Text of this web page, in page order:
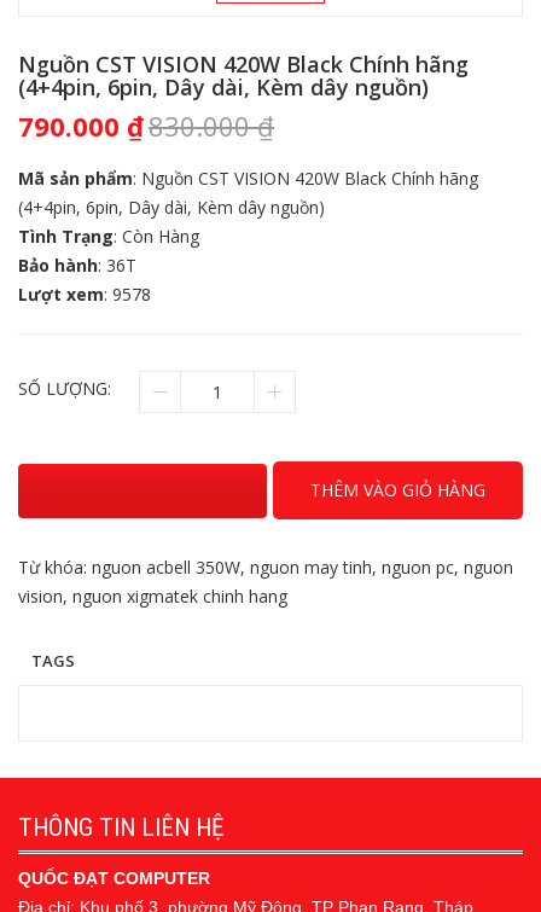
Nguồn CST VISION 420W Black Chính hãng
(4+4pin, 6pin, Dây dài, Kèm dây nguồn)
790.000 ₫830.000₫
Mã sản phẩm: Nguồn CST VISION 420W Black Chính hãng
(4+4pin, 6pin, Dây dài, Kèm dây nguồn)
Tình Trạng: Còn Hàng
Bảo hành: 36T
Lượt xem: 9578
SỐ LƯỢNG:
THÊM VÀO GIỎ HÀNG
Từ khóa: nguon acbell 350W, nguon may tinh, nguon pc, nguon
vision, nguon xigmatek chinh hang
TAGS
THÔNG TIN LIÊN HỆ
QUỐC ĐẠT COMPUTER
Địa chỉ: Khu phố 3, phường Mỹ Đông, TP Phan Rang, Tháp